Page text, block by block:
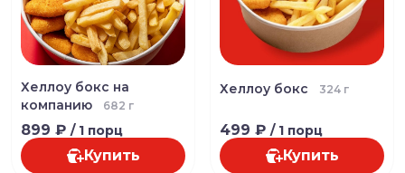
Хеллоу бокс на
компанию
682 г
899 ₽ / 1 порц
Купить
Хеллоу бокс 324 г
499 ₽ / 1 порц
Купить